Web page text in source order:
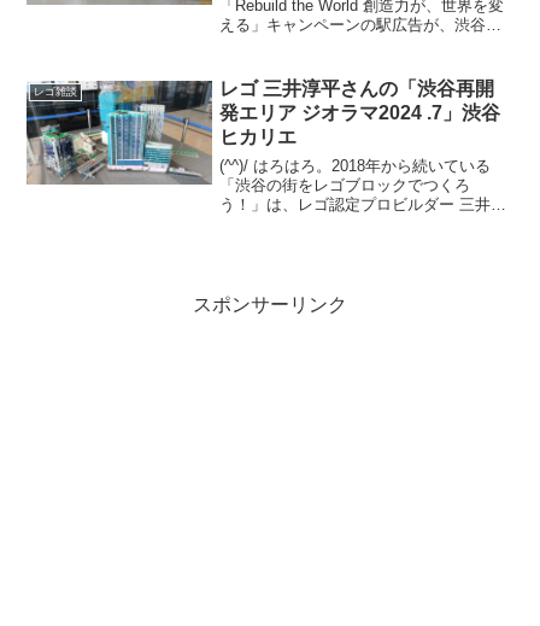
「Rebuild the World 創造力が、世界を変
える」キャンペーンの駅広告が、渋谷駅
すが、最短で2025/9/8(月)...
レゴ雑談
レゴ 三井淳平さんの「渋谷再開
発エリア ジオラマ2024 .7」渋谷
ヒカリエ
(^^)/ はろはろ。2018年から続いている
「渋谷の街をレゴブロックでつくろ
う！」は、レゴ認定プロビルダー 三井淳
スポンサーリンク